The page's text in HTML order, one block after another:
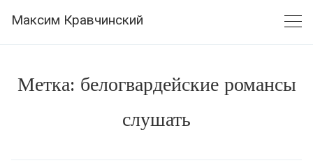
Максим Кравчинский
Метка: белогвардейские романсы
слушать